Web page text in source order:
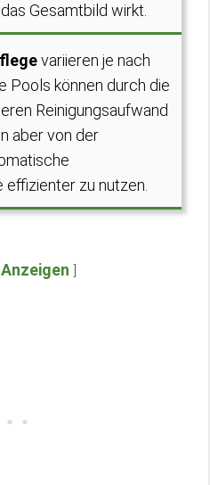
Gesamtbild wirkt.
variieren je nach
Pools können durch die
Reinigungsaufwand
aber von der
zu nutzen.
Anzeigen